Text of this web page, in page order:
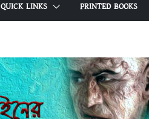
QUICK LINKS PRINTED BOOKS